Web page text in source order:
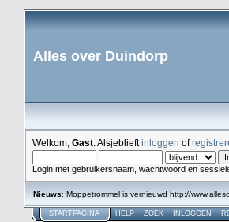
Alles over Duindorp
Welkom, Gast . Alsjeblieftinloggen of
Login met gebruikersnaam, wachtwoord en
Nieuws: Moppetrommel is vernieuwd http://
STARTPAGINA HELP ZOEK INLOGGEN